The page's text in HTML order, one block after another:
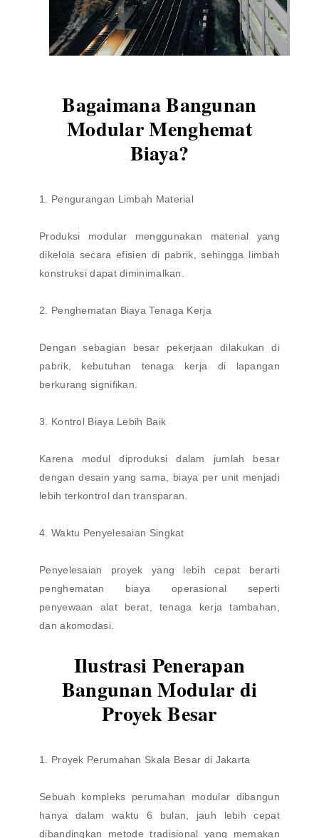
Bagaimana Bangunan
Modular Menghemat
Biaya?
1. Pengurangan Limbah Material
Produksi modular menggunakan material yang
dikelola secara efisien di pabrik, sehingga limbah
konstruksi dapat diminimalkan.
2. Penghematan Biaya Tenaga Kerja
Dengan sebagian besar pekerjaan dilakukan di
pabrik, kebutuhan tenaga kerja di lapangan
berkurang signifikan.
3. Kontrol Biaya Lebih Baik
Karena modul diproduksi dalam jumlah besar
dengan desain yang sama, biaya per unit menjadi
lebih terkontrol dan transparan.
4. Waktu Penyelesaian Singkat
Penyelesaian proyek yang lebih cepat berarti
penghematan biaya operasional seperti
penyewaan alat berat, tenaga kerja tambahan,
dan akomodasi.
Ilustrasi Penerapan
Bangunan Modular di
Proyek Besar
1. Proyek Perumahan Skala Besar di Jakarta
Sebuah kompleks perumahan modular dibangun
hanya dalam waktu 6 bulan, jauh lebih cepat
dibandingkan metode tradisional yang memakan